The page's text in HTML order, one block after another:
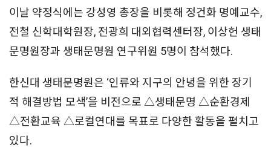
이날 약정식에는 강성영 총장을 비롯해 정건화 명예교수,
전철 신학대학원장, 전광희 대외협력센터장, 이상헌 생태
문명원장과 생태문명원 연구위원 5명이 참석했다.
한신대 생태문명원은 ‘인류와 지구의 안녕을 위한 장기
적 해결방법 모색’을 비전으로 △생태문명 △순환경제
△전환교육 △로컬연대를 목표로 다양한 활동을 펼치고
있다.